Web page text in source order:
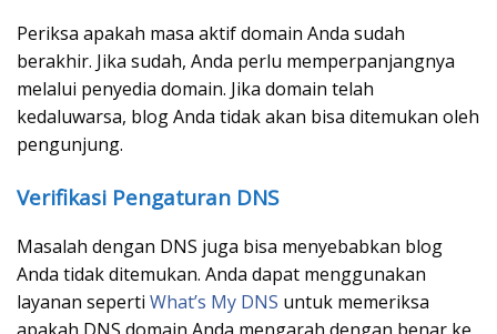
Periksa apakah masa aktif domain Anda sudah
berakhir. Jika sudah, Anda perlu memperpanjangnya
melalui penyedia domain. Jika domain telah
kedaluwarsa, blog Anda tidak akan bisa ditemukan oleh
pengunjung.
Verifikasi Pengaturan DNS
Masalah dengan DNS juga bisa menyebabkan blog
Anda tidak ditemukan. Anda dapat menggunakan
layanan seperti What’s My DNS untuk memeriksa